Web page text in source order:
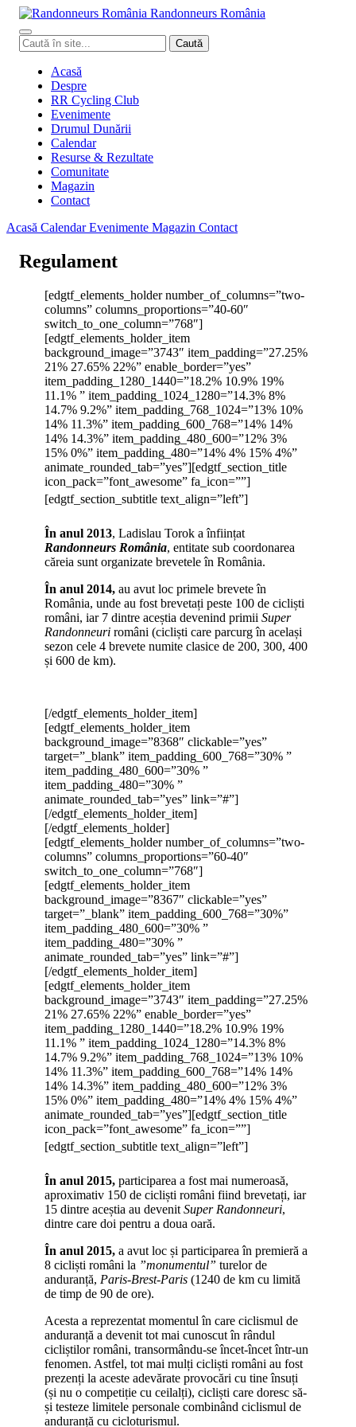
Randonneurs România
Caută
în
Caută
Acasă
Despre
RR Cycling Club
Evenimente
Drumul Dunării
Calendar
Resurse & Rezultate
Comunitate
Magazin
Contact
Acasă CalendarEvenimente Magazin Contact
Regulament
[edgtf_elements_holder number_of_columns=”two-
columns” columns_proportions=”40-60″
switch_to_one_column=”768″]
[edgtf_elements_holder_item
background_image=”3743″ item_padding=”27.25%
21% 27.65% 22%” enable_border=”yes”
item_padding_1280_1440=”18.2% 10.9% 19%
11.1% ” item_padding_1024_1280=”14.3% 8%
14.7% 9.2%” item_padding_768_1024=”13% 10%
14% 11.3%” item_padding_600_768=”14% 14%
14% 14.3%” item_padding_480_600=”12% 3%
15% 0%” item_padding_480=”14% 4% 15% 4%”
animate_rounded_tab=”yes”][edgtf_section_title
icon_pack=”font_awesome” fa_icon=””]
[edgtf_section_subtitle text_align=”left”]
În anul 2013, Ladislau Torok a înființat
Randonneurs România, entitate sub coordonarea
căreia sunt organizate brevetele în România.
În anul 2014, au avut loc primele brevete în
România, unde au fost brevetați peste 100 de cicliști
români, iar 7 dintre aceștia devenind primii Super
Randonneuri români (cicliști care parcurg în același
sezon cele 4 brevete numite clasice de 200, 300, 400
și 600 de km).
[/edgtf_elements_holder_item]
[edgtf_elements_holder_item
background_image=”8368″ clickable=”yes”
target=”_blank” item_padding_600_768=”30% ”
item_padding_480_600=”30% ”
item_padding_480=”30% ”
animate_rounded_tab=”yes” link=”#”]
[/edgtf_elements_holder_item]
[/edgtf_elements_holder]
[edgtf_elements_holder number_of_columns=”two-
columns” columns_proportions=”60-40″
switch_to_one_column=”768″]
[edgtf_elements_holder_item
background_image=”8367″ clickable=”yes”
target=”_blank” item_padding_600_768=”30%”
item_padding_480_600=”30% ”
item_padding_480=”30% ”
animate_rounded_tab=”yes” link=”#”]
[/edgtf_elements_holder_item]
[edgtf_elements_holder_item
background_image=”3743″ item_padding=”27.25%
21% 27.65% 22%” enable_border=”yes”
item_padding_1280_1440=”18.2% 10.9% 19%
11.1% ” item_padding_1024_1280=”14.3% 8%
14.7% 9.2%” item_padding_768_1024=”13% 10%
14% 11.3%” item_padding_600_768=”14% 14%
14% 14.3%” item_padding_480_600=”12% 3%
15% 0%” item_padding_480=”14% 4% 15% 4%”
animate_rounded_tab=”yes”][edgtf_section_title
icon_pack=”font_awesome” fa_icon=””]
[edgtf_section_subtitle text_align=”left”]
În anul 2015, participarea a fost mai numeroasă,
aproximativ 150 de cicliști români fiind brevetați, iar
15 dintre aceștia au devenit Super Randonneuri,
dintre care doi pentru a doua oară.
În anul 2015, a avut loc și participarea în premieră a
8 cicliști români la ”monumentul” turelor de
anduranță, Paris-Brest-Paris (1240 de km cu limită
de timp de 90 de ore).
Acesta a reprezentat momentul în care ciclismul de
anduranță a devenit tot mai cunoscut în rândul
cicliștilor români, transormându-se încet-încet într-un
fenomen. Astfel, tot mai mulți cicliști români au fost
prezenți la aceste adevărate provocări cu tine însuți
(și nu o competiție cu ceilalți), cicliști care doresc să-
și testeze limitele personale combinând ciclismul de
anduranță cu cicloturismul.